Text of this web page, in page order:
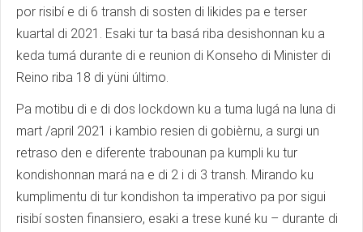
por risibí e di 6 transh di sosten di likides pa e terser
kuartal di 2021. Esaki tur ta basá riba desishonnan ku a
keda tumá durante di e reunion di Konseho di Minister di
Reino riba 18 di yüni último.
Pa motibu di e di dos lockdown ku a tuma lugá na luna di
mart /april 2021 i kambio resien di gobièrnu, a surgi un
retraso den e diferente trabounan pa kumpli ku tur
kondishonnan mará na e di 2 i di 3 transh. Mirando ku
kumplimentu di tur kondishon ta imperativo pa por sigui
risibí sosten finansiero, esaki a trese kuné ku – durante di